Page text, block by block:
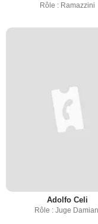
Rôle : Ramazzini
Adolfo Celi
Rôle : Juge